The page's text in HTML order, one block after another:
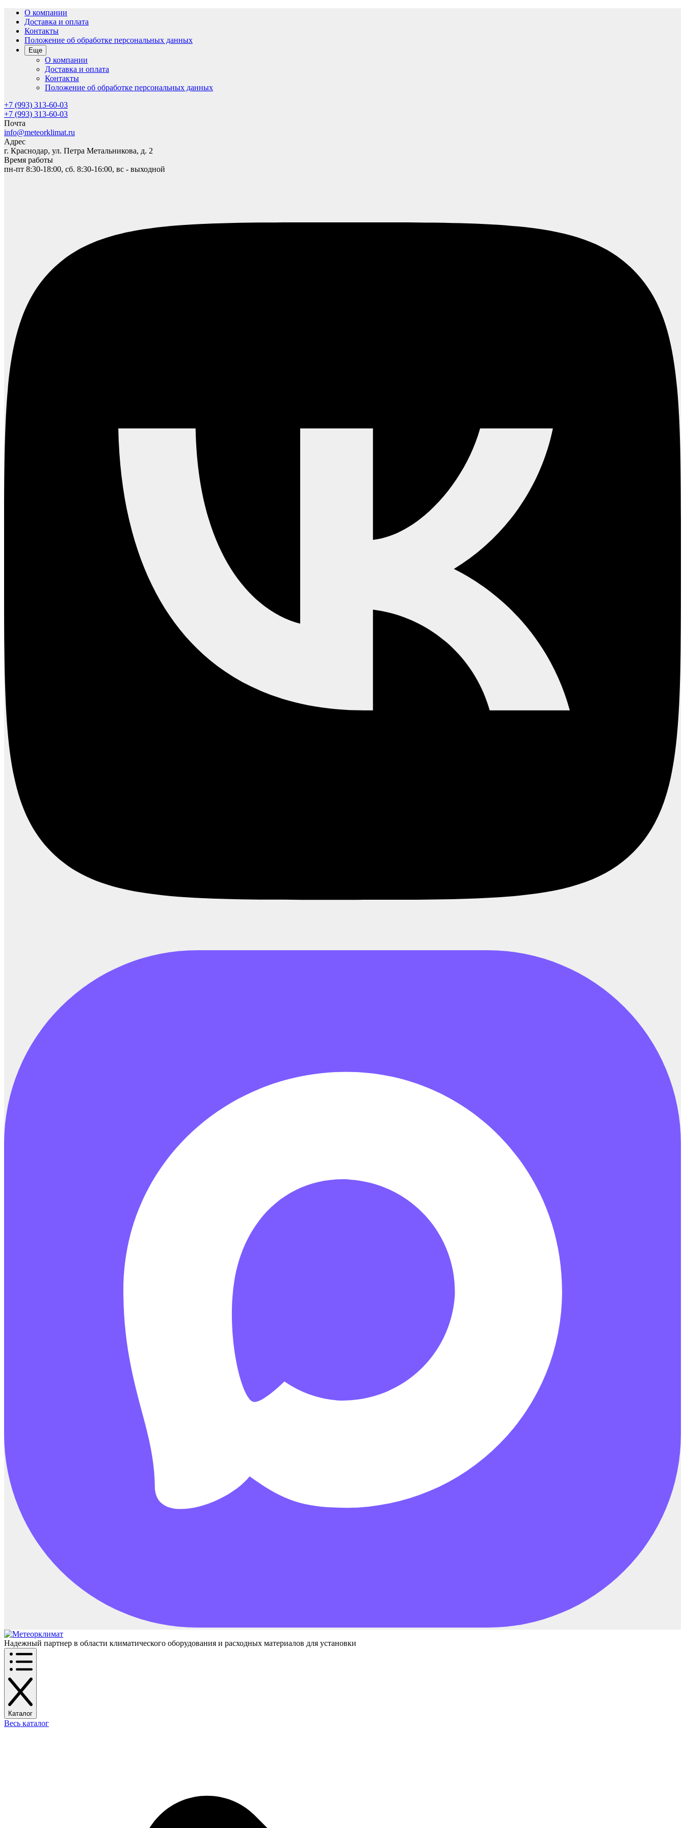
О компании
Доставка и оплата
Контакты
Положение об обработке персональных данных
Еще
О компании
Доставка и оплата
Контакты
Положение об обработке персональных данных
+7 (993) 313-60-03
+7 (993) 313-60-03
Почта
info@meteorklimat.ru
Адрес
г. Краснодар, ул. Петра Метальникова, д. 2
Время работы
пн-пт 8:30-18:00, сб. 8:30-16:00, вс - выходной
Надежный партнер в области климатического оборудования и расходных материалов для установки
Каталог
Весь каталог